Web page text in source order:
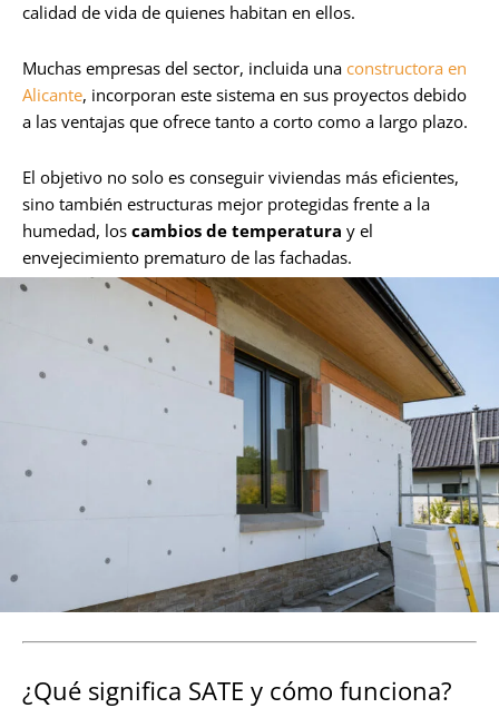
calidad de vida de quienes habitan en ellos.
Muchas empresas del sector, incluida una constructora en
Alicante, incorporan este sistema en sus proyectos debido
a las ventajas que ofrece tanto a corto como a largo plazo.
El objetivo no solo es conseguir viviendas más eficientes,
sino también estructuras mejor protegidas frente a la
humedad, los cambios de temperatura y el
envejecimiento prematuro de las fachadas.
¿Qué significa SATE y cómo funciona?